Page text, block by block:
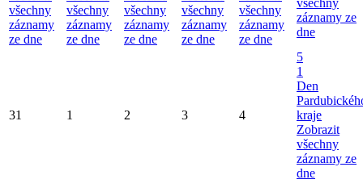
všechny
záznamy
ze dne
všechny
záznamy
ze dne
všechny
záznamy
ze dne
všechny
záznamy
ze dne
všechny
záznamy
ze dne
všechny
záznamy ze
dne
31 1 2 3 4
5
1
Den
kraje
Zobrazit
všechny
záznamy ze
dne